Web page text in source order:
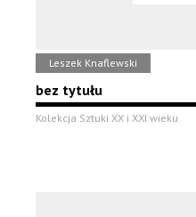
Leszek Knaflewski
bez tytułu
Kolekcja Sztuki XX i XXI wieku